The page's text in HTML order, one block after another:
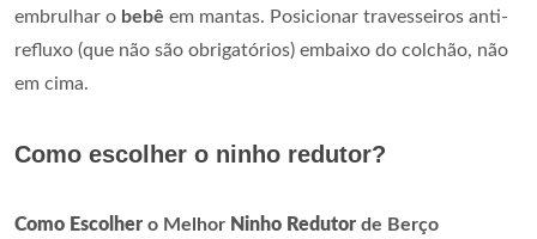
embrulhar o bebê em mantas. Posicionar travesseiros anti-
refluxo (que não são obrigatórios) embaixo do colchão, não
em cima.
Como escolher o ninho redutor?
Como Escolher o Melhor Ninho Redutor de Berço